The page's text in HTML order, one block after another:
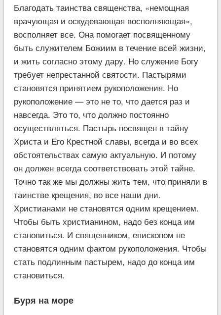
Благодать таинства священства, «немощная
врачующая и оскудевающая восполняющая»,
восполняет все. Она помогает посвященному
быть служителем Божиим в течение всей жизни,
и жить согласно этому дару. Но служение Богу
требует непрестанной святости. Пастырями
становятся принятием рукоположения. Но
рукоположение — это не то, что дается раз и
навсегда. Это то, что должно постоянно
осуществляться. Пастырь посвящен в тайну
Христа и Его Крестной славы, всегда и во всех
обстоятельствах самую актуальную. И потому
он должен всегда соответствовать этой тайне.
Точно так же мы должны жить тем, что приняли в
таинстве крещения, во все наши дни.
Христианами не становятся одним крещением.
Чтобы быть христианином, надо без конца им
становиться. И священником, епископом не
становятся одним фактом рукоположения. Чтобы
стать подлинным пастырем, надо до конца им
становиться.
Буря на море